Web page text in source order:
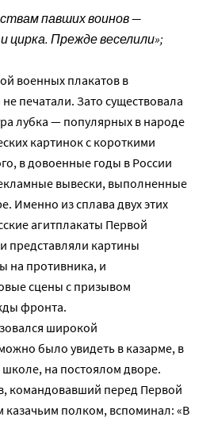
павших воинов —
цирка. Прежде веселили»;
военных плакатов в
печатали. Зато существовала
лубка — популярных в народе
картинок с короткими
в довоенные годы в России
вывески, выполненные
Именно из сплава двух этих
агитплакаты Первой
представляли картины
на противника, и
сцены с призывом
фронта.
широкой
было увидеть в казарме, в
школе, на постоялом дворе.
командовавший перед Первой
полком, вспоминал: «В